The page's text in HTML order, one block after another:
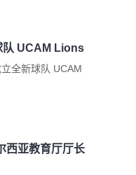
队 UCAM Lions
全新球队 UCAM
西亚教育厅厅长